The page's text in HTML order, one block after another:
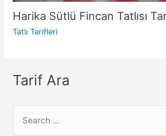
Harika Sütlü Fincan Tatlısı
Tatlı Tarifleri
Tarif Ara